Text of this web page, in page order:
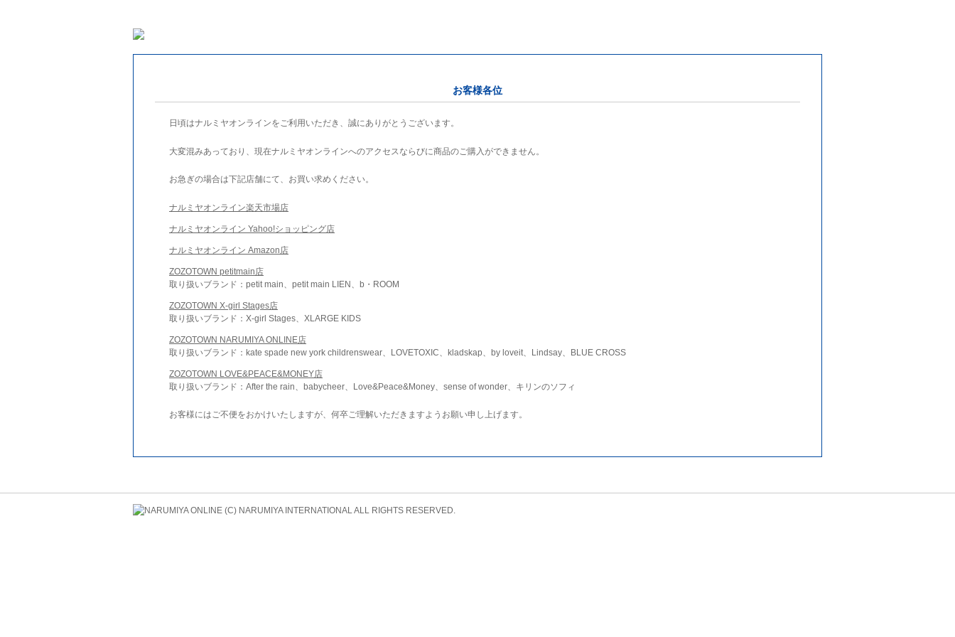
お客様各位
日頃はナルミヤオンラインをご利用いただき、誠にありがとうございます。
大変混みあっており、現在ナルミヤオンラインへのアクセスならびに商品のご購入ができません。
お急ぎの場合は下記店舗にて、お買い求めください。
ナルミヤオンライン楽天市場店
ナルミヤオンライン Yahoo!ショッピング店
ナルミヤオンライン Amazon店
ZOZOTOWN petitmain店
取り扱いブランド：petit main、petit main LIEN、b・ROOM
ZOZOTOWN X-girl Stages店
取り扱いブランド：X-girl Stages、XLARGE KIDS
ZOZOTOWN NARUMIYA ONLINE店
取り扱いブランド：kate spade new york childrenswear、LOVETOXIC、kladskap、by loveit、Lindsay、BLUE CROSS
ZOZOTOWN LOVE&PEACE&MONEY店
取り扱いブランド：After the rain、babycheer、Love&Peace&Money、sense of wonder、キリンのソフィ
お客様にはご不便をおかけいたしますが、何卒ご理解いただきますようお願い申し上げます。